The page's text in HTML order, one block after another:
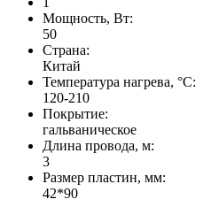
Мощность, Вт:
50
Страна:
Китай
Температура нагрева, °С:
120-210
Покрытие:
гальваническое
Длина провода, м:
3
Размер пластин, мм:
42*90